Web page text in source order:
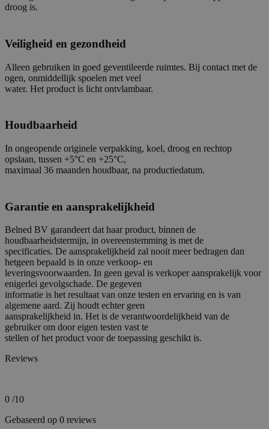
droog is.
Veiligheid en gezondheid
Alleen gebruiken in goed geventileerde ruimtes. Bij contact met de
ogen, onmiddellijk spoelen met veel
water. Het product is licht ontvlambaar.
Houdbaarheid
In ongeopende originele verpakking, koel, droog en rechtop
opslaan, tussen +5°C en +25°C,
maximaal 36 maanden houdbaar, na productiedatum.
Garantie en aansprakelijkheid
Belned BV garandeert dat haar product, binnen de
houdbaarheidstermijn, in overeenstemming is met de
specificaties. De aansprakelijkheid zal nooit meer bedragen dan
hetgeen bepaald is in onze verkoop- en
leveringsvoorwaarden. In geen geval is verkoper aansprakelijk voor
enigerlei gevolgschade. De gegeven
informatie is het resultaat van onze testen en ervaring en is van
algemene aard. Zij houdt echter geen
aansprakelijkheid in. Het is de verantwoordelijkheid van de
gebruiker om door eigen testen vast te
stellen of het product voor de toepassing geschikt is.
Reviews
0 /10
Gebaseerd op 0 reviews